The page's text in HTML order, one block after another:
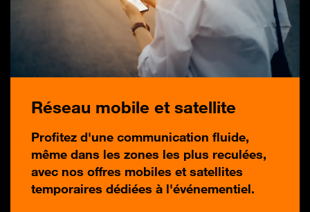
Réseau mobile et satellite
Profitez d'une communication fluide,
même dans les zones les plus reculées,
avec nos offres mobiles et satellites
temporaires dédiées à l'événementiel.